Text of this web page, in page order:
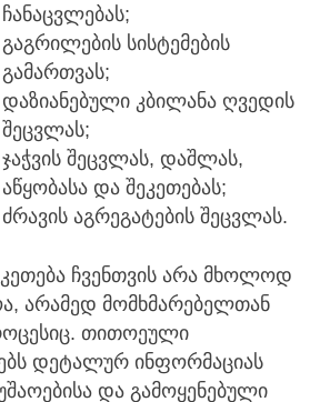
ჩანაცვლებას;
გაგრილების სისტემების
გამართვას;
დაზიანებული კბილანა ღვედის
შეცვლას;
ჯაჭვის შეცვლას, დაშლას,
აწყობასა და შეკეთებას;
ძრავის აგრეგატების შეცვლას.
ჩვენთვის არა მხოლოდ
არამედ მომხმარებელთან
თითოეული
დეტალურ ინფორმაციას
და გამოყენებული